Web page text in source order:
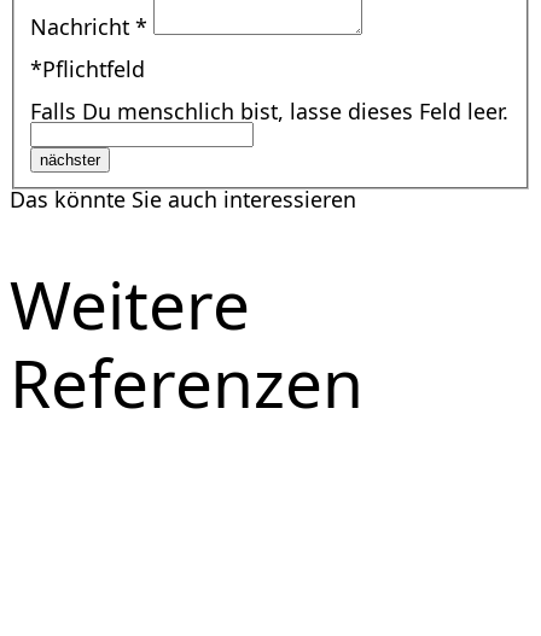
Nachricht*
*Pflichtfeld
Falls Du menschlich bist, lasse dieses Feld leer.
nächster
Das könnte Sie auch interessieren
Weitere
Referenzen